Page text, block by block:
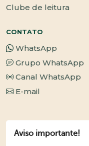
Clube de leitura
CONTATO
WhatsApp
Grupo WhatsApp
Canal WhatsApp
E-mail
Aviso importante!